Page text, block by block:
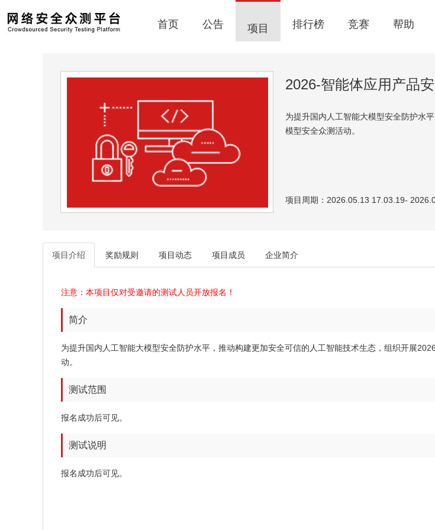
首页 公告 项目 排行榜 竞赛 帮助
2026-智能体应用产品
为提升国内人工智能大模型安全防护水
模型安全众测活动。
项目周期：2026.05.13 17.03.19-
项目介绍 奖励规则 项目动态 项目成员 企业简介
注意：本项目仅对受邀请的测试人员开放报名！
简介
为提升国内人工智能大模型安全防护水平，推动构建更加安全可信的人工智能技术生态，组织开展
动。
测试范围
报名成功后可见。
测试说明
报名成功后可见。